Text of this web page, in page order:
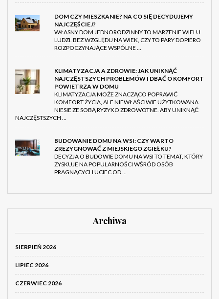
DOM CZY MIESZKANIE? NA CO SIĘ DECYDUJEMY
NAJCZĘŚCIEJ?
WŁASNY DOM JEDNORODZINNY TO MARZENIE WIELU
LUDZI. BEZ WZGLĘDU NA WIEK, CZY TO PARY DOPIERO
ROZPOCZYNAJĄCE WSPÓLNE …
KLIMATYZACJA A ZDROWIE: JAK UNIKNĄĆ
NAJCZĘSTSZYCH PROBLEMÓW I DBAĆ O KOMFORT
POWIETRZA W DOMU
KLIMATYZACJA MOŻE ZNACZĄCO POPRAWIĆ
KOMFORT ŻYCIA, ALE NIEWŁAŚCIWIE UŻYTKOWANA
NIESIE ZE SOBĄ RYZYKO ZDROWOTNE. ABY UNIKNĄĆ
NAJCZĘSTSZYCH …
BUDOWANIE DOMU NA WSI: CZY WARTO
ZREZYGNOWAĆ Z MIEJSKIEGO ZGIEŁKU?
DECYZJA O BUDOWIE DOMU NA WSI TO TEMAT, KTÓRY
ZYSKUJE NA POPULARNOŚCI WŚRÓD OSÓB
PRAGNĄCYCH UCIEC OD …
Archiwa
SIERPIEŃ 2026
LIPIEC 2026
CZERWIEC 2026